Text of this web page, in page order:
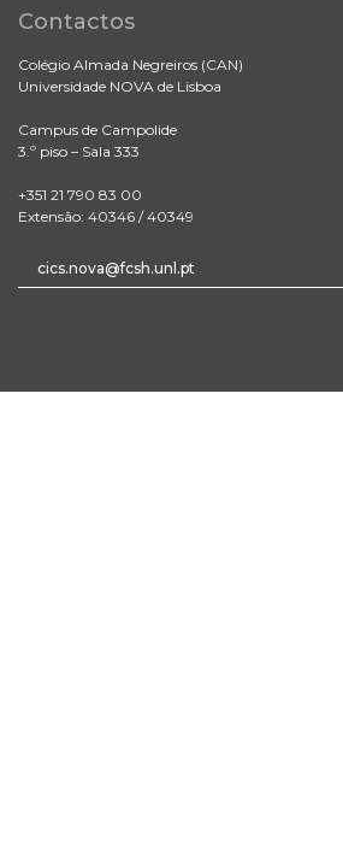
Contactos
Colégio Almada Negreiros (CAN)
Universidade NOVA de Lisboa
Campus de Campolide
3.º piso – Sala 333
+351 21 790 83 00
Extensão: 40346 / 40349
cics.nova@fcsh.unl.pt